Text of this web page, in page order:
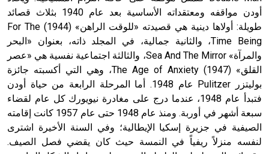
أودن مواقفه ومعتقداته الأساسية بعد عام 1940 بثلاث قصائد
طويلة: أولاها دينية هي قصيدته «للوقت الراهن» (1944) For The
Time Being، والثانية جمالية، في المجلد ذاته، بعنوان «البحر
والمرآة» Sea And The Mirror، والثالثة اجتماعية نفسية هي «عصر
القلق» (1947) The Age of Anxiety، وهي التي أكسبته جائزة
بوليتزر Pulitzer عام 1948. أما المرحلة الرابعة من حياة أودن
فتبدأ عام 1948، عندما درج على مغادرة نيويورك كل عام لقضاء
سبعة أشهر في أوربة. ومنذ عام 1948 حتى عام 1957 كانت إقامته
الصيفية في جزيرة إسكيا الإيطالية؛ وفي السنة الأخيرة اشترى
لنفسه منزلاً ريفياً في النمسة حيث كان يقضي فصل الصيف.